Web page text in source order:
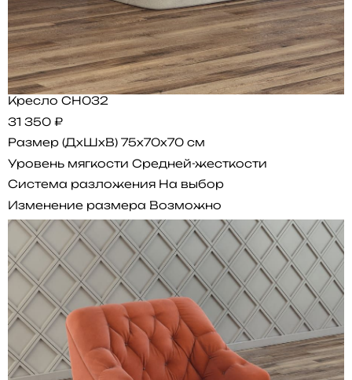
Кресло CH032
31 350 ₽
Размер (ДхШхВ) 75x70x70 см
Уровень мягкости Средней-жесткости
Система разложения На выбор
Изменение размера Возможно